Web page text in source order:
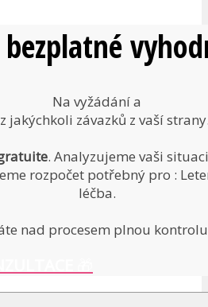
Na vyžádání a
jakýchkoli závazků z vaší
. Analyzujeme vaši
rozpočet potřebný pro :
léčba.
nad procesem plnou